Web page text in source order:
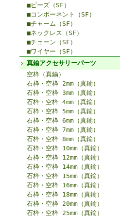
■ビーズ（SF）
■コンポーネント（SF）
■チャーム（SF）
■ネックレス（SF）
■チェーン（SF）
■ワイヤー（SF）
真鍮アクセサリーパーツ
空枠（真鍮）
石枠・空枠 2mm（真鍮）
石枠・空枠 3mm（真鍮）
石枠・空枠 4mm（真鍮）
石枠・空枠 5mm（真鍮）
石枠・空枠 6mm（真鍮）
石枠・空枠 7mm（真鍮）
石枠・空枠 8mm（真鍮）
石枠・空枠 10mm（真鍮）
石枠・空枠 12mm（真鍮）
石枠・空枠 14mm（真鍮）
石枠・空枠 15mm（真鍮）
石枠・空枠 16mm（真鍮）
石枠・空枠 18mm（真鍮）
石枠・空枠 20mm（真鍮）
石枠・空枠 25mm（真鍮）